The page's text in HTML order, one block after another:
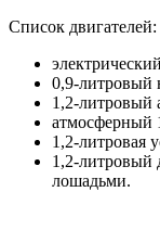
Список двигателей:
0,9-литровый
1,2-литровый
атмосферный
1,2-литровая
1,2-литровый
лошадьми.